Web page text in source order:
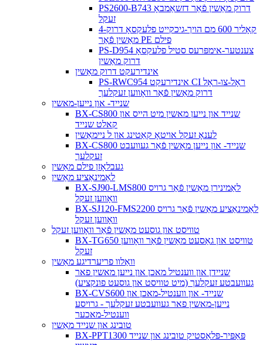
PS2600-B743 דרוק מאַשין פֿאַר דזשאַמבאָ
זעקל
4-קאָליר 600 מם הויך-גיכקייט פלעקסאָ דרוק
מאַשין פֿאַר PE פילם
PS-D954 צענטער-אימפּרעס סטיל פלעקסאָ
דרוק מאַשין
אינדירעקט דרוק מאַשין
PS-RWC954 אינדירעקט CI ראָל-צו-ראָל
דרוק מאַשין פֿאַר וואָווען זעקלעך
שנייד- און נייען-מאשין
BX-CS800 שנייד און נייען מאשין מיט הייס און
קאלט שנייד
לענאָ זעקל אויטאָ קאַטינג און ל ניימאַשין
BX-CS800 שנייד- און נייען מאַשין פֿאַר געוועבט
זעקלעך
געבלאָזן פילם מאַשין
לאַמינאַציע מאַשין
BX-SJ90-LMS800 לאַמינירן מאַשין פֿאַר גרויס
וואָווען זעקל
BX-SJ120-FMS2200 לאַמינאַציע מאַשין פֿאַר גרויס
וואָווען זעקל
טוויסט און גוסעט מאַשין פֿאַר וואָווען זעקל
BX-TG650 טוויסט און גאַסעט מאַשין פֿאַר וואָווען
זעקל
וואַלוו פריערדיגע מאַשין
שניידן און ווענטיל מאכן און נייען מאשין פאר
געוועבטע זעקלעך (מיט טוויסט און גוסעט פונקציע)
BX-CVS600 שנייד- און ווענטיל-מאכן און
נייען-מאשין פאר געוועבטע זעקלעך - גרויסע
ווענטיל-מאכער
טובינג און שנייד מאַשין
BX-PPT1300 פּאַפּיר-פּלאַסטיק טובינג און שנייד